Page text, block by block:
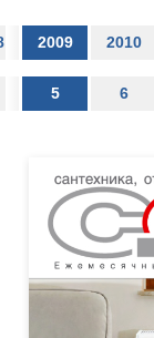
2009 2010
5 6